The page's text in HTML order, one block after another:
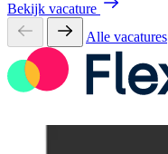
Bekijk vacature
Alle vacatures